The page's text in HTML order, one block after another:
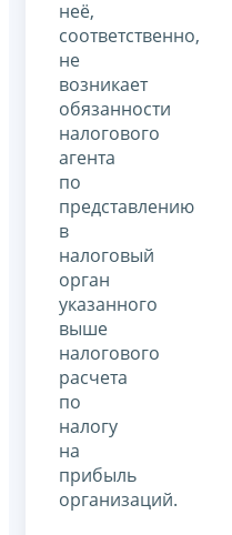
неё,
соответственно,
не
возникает
обязанности
налогового
агента
по
представлению
в
налоговый
орган
указанного
выше
налогового
расчета
по
налогу
на
прибыль
организаций.